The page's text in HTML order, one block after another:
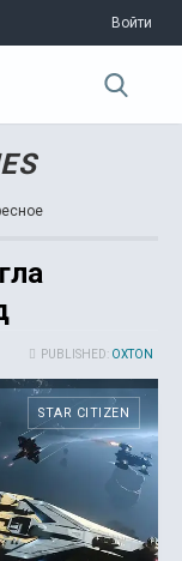
Войти
PUBLISHED: OXTON
STAR CITIZEN